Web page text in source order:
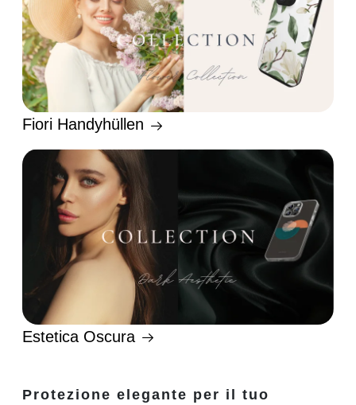
Fiori Handyhüllen
Estetica Oscura
Protezione elegante per il tuo